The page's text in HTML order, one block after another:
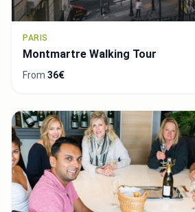
PARIS
Montmartre Walking Tour
From 36€